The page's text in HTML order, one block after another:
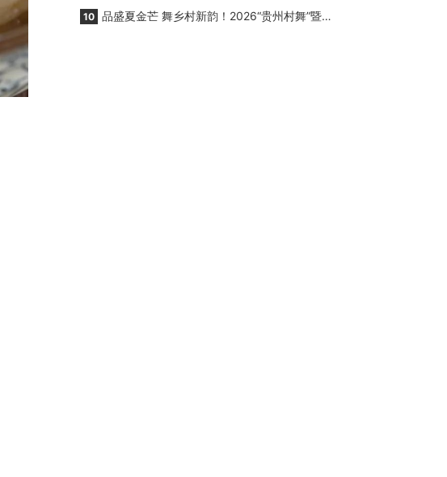
10 品盛夏金芒 舞乡村新韵！2026“贵州村舞”暨望